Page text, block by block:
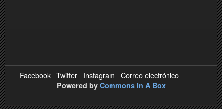
Facebook Twitter Instagram Correo electrónico
Powered by Commons In A Box